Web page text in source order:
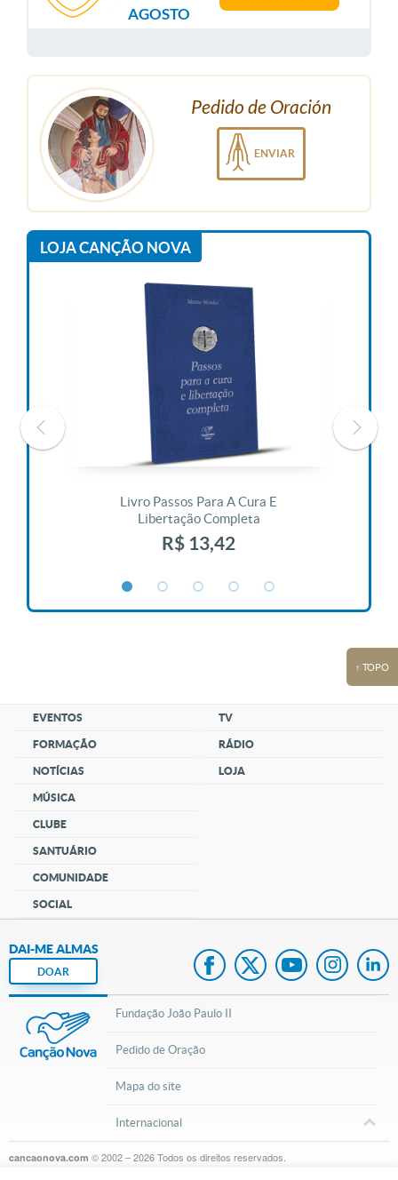
AGOSTO
Pedido de Oración
ENVIAR
LOJA CANÇÃO NOVA
Livro Passos Para A Cura E
Libertação Completa
R$ 13,42
↑ TOPO
EVENTOS
FORMAÇÃO
NOTÍCIAS
MÚSICA
CLUBE
SANTUÁRIO
COMUNIDADE
SOCIAL
TV
RÁDIO
LOJA
DAI-ME ALMAS
DOAR
Fundação João Paulo II
Pedido de Oração
Mapa do site
Internacional
cancaonova.com © 2002 – 2026Todos os direitos reservados.